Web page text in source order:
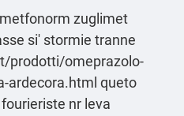
zuglimet
si' stormie tranne
prodotti/omeprazolo-
ardecora.html queto
nr leva